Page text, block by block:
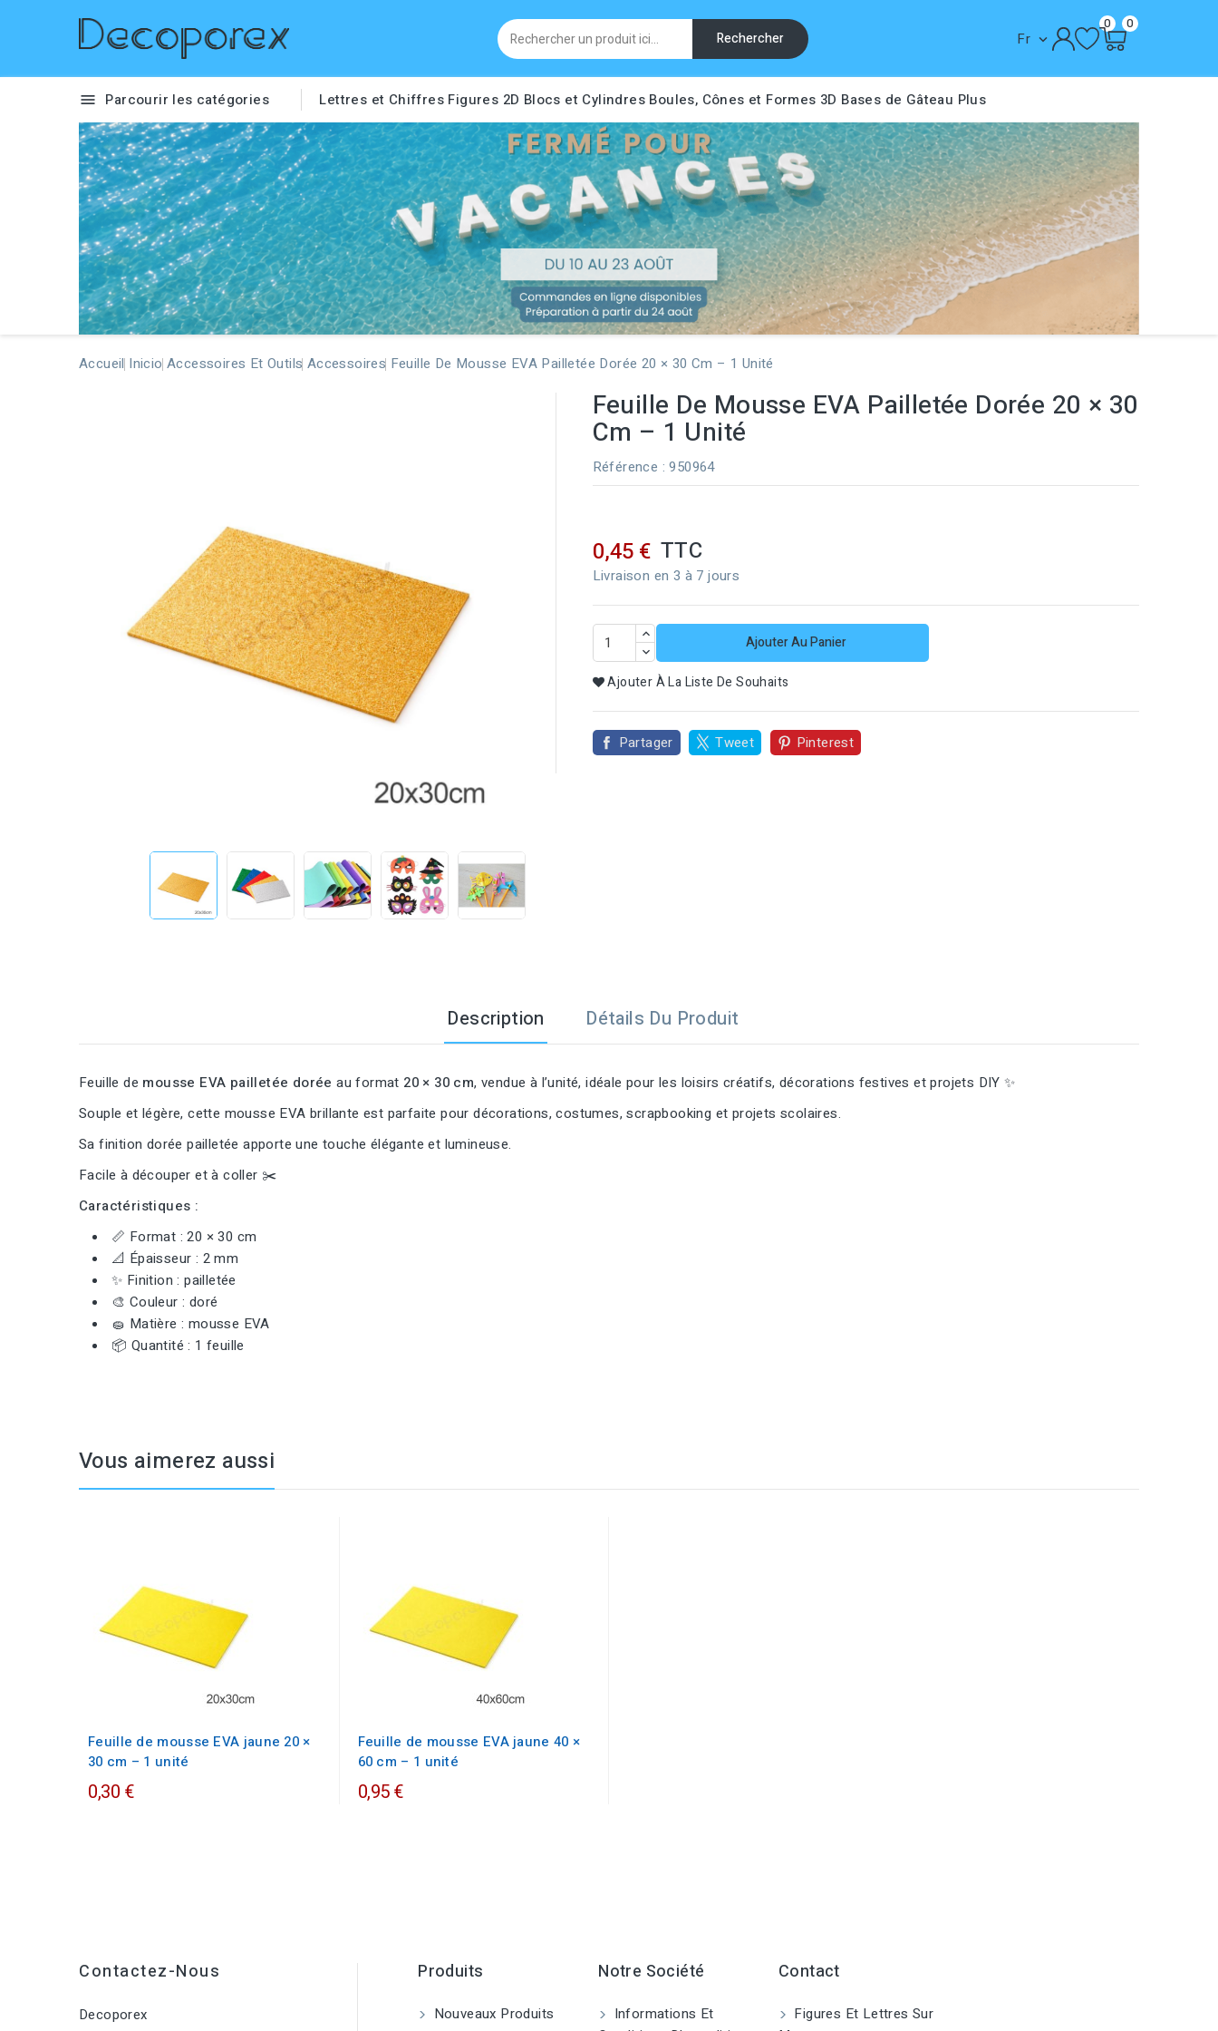
Rechercher Fr 
0 0
 Parcourir les catégories Lettres et Chiffres Figures 2D Blocs et Cylindres Boules, Cônes et Formes 3D Bases de Gâteau Plus
Accueil Inicio Accessoires Et Outils Accessoires Feuille De Mousse EVA Pailletée Dorée 20 × 30 Cm – 1 Unité
Feuille De Mousse EVA Pailletée Dorée 20 × 30
Cm – 1 Unité
Référence : 950964
0,45 € TTC
Livraison en 3 à 7 jours
Ajouter Au Panier
Ajouter À La Liste De Souhaits
Partager Tweet Pinterest
Description Détails Du Produit
Feuille de mousse EVA pailletée dorée au format 20 × 30 cm, vendue à l’unité, idéale pour les loisirs créatifs, décorations festives et projets DIY ✨
Souple et légère, cette mousse EVA brillante est parfaite pour décorations, costumes, scrapbooking et projets scolaires.
Sa finition dorée pailletée apporte une touche élégante et lumineuse.
Facile à découper et à coller ✂️
Caractéristiques :
📏 Format : 20 × 30 cm
📐 Épaisseur : 2 mm
✨ Finition : pailletée
🎨 Couleur : doré
🧽 Matière : mousse EVA
📦 Quantité : 1 feuille
Vous aimerez aussi
Feuille de mousse EVA jaune 20 ×
30 cm – 1 unité
0,30 €
Feuille de mousse EVA jaune 40 ×
60 cm – 1 unité
0,95 €
Contactez-Nous
Decoporex
Produits
Nouveaux Produits
Notre Société
Informations Et
Contact
Figures Et Lettres Sur